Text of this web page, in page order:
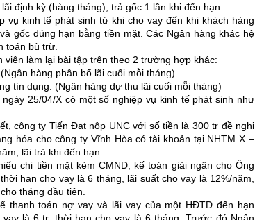
định kỳ (hàng tháng), trả gốc 1 lần khi đến hạn.
vụ kinh tế phát sinh từ khi cho vay đến khi khách hàng
gốc đúng hạn bằng tiền mặt. Các Ngân hàng khác hệ
toán bù trừ.
làm lại bài tập trên theo 2 trường hợp khác:
hàng phân bổ lãi cuối mỗi tháng)
tín dụng. (Ngân hàng dự thu lãi cuối mỗi tháng)
25/04/X có một số nghiệp vụ kinh tế phát sinh như
công ty Tiến Đạt nộp UNC với số tiền là 300 tr đề nghị
hóa cho công ty Vĩnh Hòa có tài khoản tại NHTM X –
lãi trả khi đến hạn.
chi tiền mặt kèm CMND, kế toán giải ngân cho Ông
hạn cho vay là 6 tháng, lãi suất cho vay là 12%/năm,
tháng đầu tiên.
thanh toán nợ vay và lãi vay của một HĐTD đến hạn